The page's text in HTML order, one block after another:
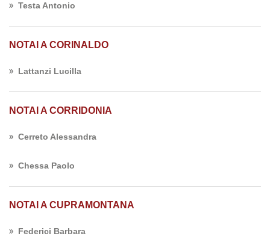
Testa Antonio
NOTAI A CORINALDO
Lattanzi Lucilla
NOTAI A CORRIDONIA
Cerreto Alessandra
Chessa Paolo
NOTAI A CUPRAMONTANA
Federici Barbara